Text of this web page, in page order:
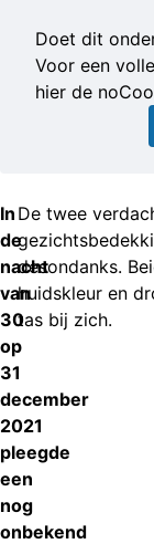
Doet dit
Voor een
hier de
In
de
nacht
van
30
op
31
december
2021
pleegde
een
nog
onbekend
De twee
desondanks.
huidskleur en
tas bij zich.